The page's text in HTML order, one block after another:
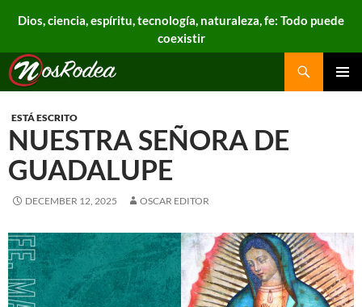
Dios, ciencia, espíritu, tecnología, naturaleza, fe: Todo puede
coexistir
Nos Rodea
Search
ESTÁ ESCRITO
NUESTRA SEÑORA DE
GUADALUPE
DECEMBER 12, 2025 OSCAR EDITOR